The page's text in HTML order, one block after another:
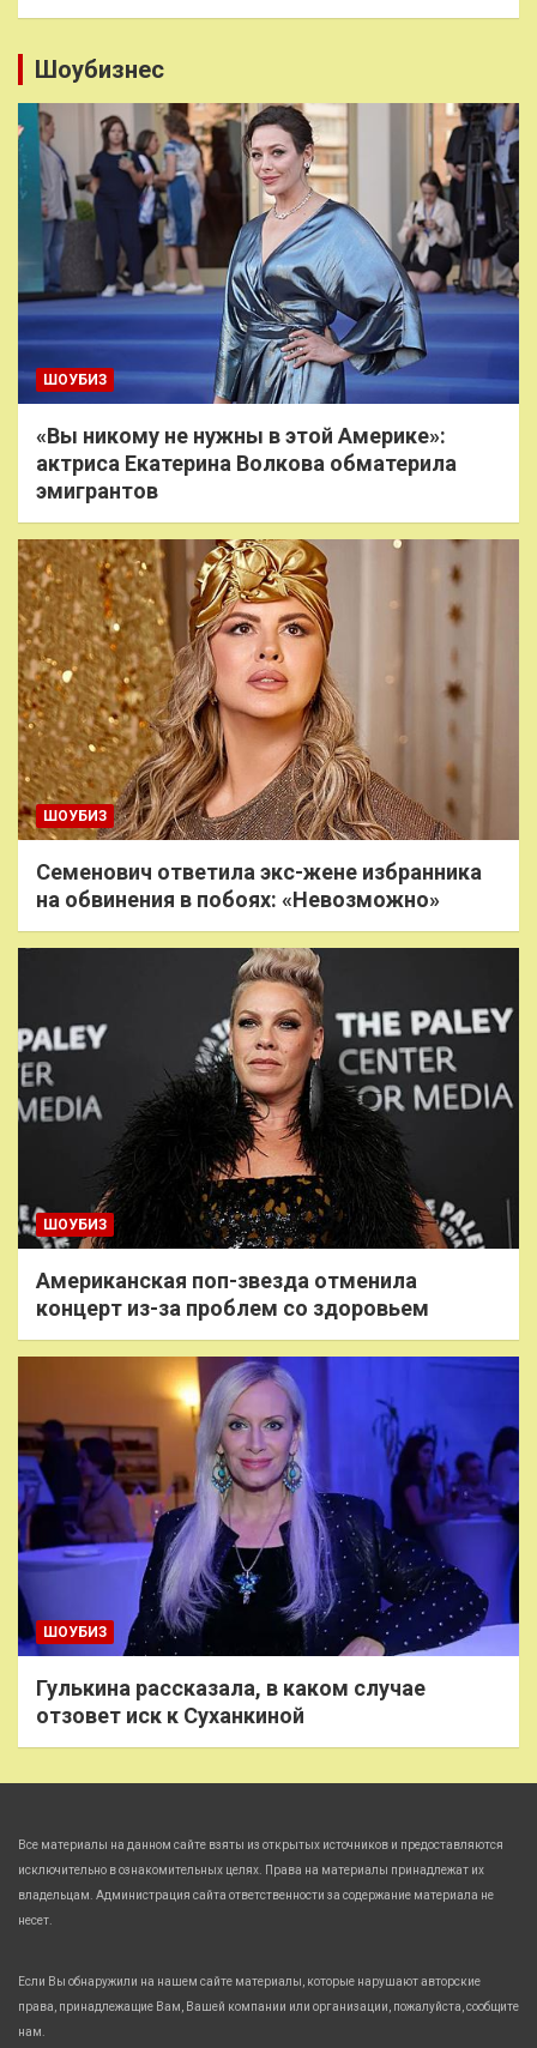
Шоубизнес
ШОУБИЗ
«Вы никому не нужны в этой Америке»:
актриса Екатерина Волкова обматерила
эмигрантов
ШОУБИЗ
Семенович ответила экс-жене избранника
на обвинения в побоях: «Невозможно»
ШОУБИЗ
Американская поп-звезда отменила
концерт из-за проблем со здоровьем
ШОУБИЗ
Гулькина рассказала, в каком случае
отзовет иск к Суханкиной
Все материалы на данном сайте взяты из открытых источников и предоставляются
исключительно в ознакомительных целях. Права на материалы принадлежат их
владельцам. Администрация сайта ответственности за содержание материала не
несет.
Если Вы обнаружили на нашем сайте материалы, которые нарушают авторские
права, принадлежащие Вам, Вашей компании или организации, пожалуйста, сообщите
нам.